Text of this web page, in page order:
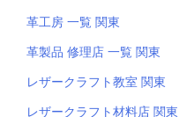
革工房 一覧 関東
革製品 修理店 一覧 関東
レザークラフト教室 関東
レザークラフト材料店 関東